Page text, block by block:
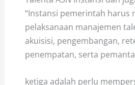
“Instansi pemerintah harus
pelaksanaan manajemen
akuisisi, pengembangan,
penempatan, serta
ketiga adalah perlu